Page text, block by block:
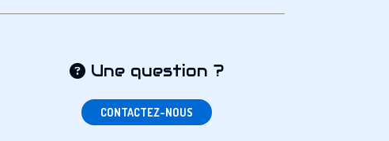
Une question ?
CONTACTEZ-NOUS